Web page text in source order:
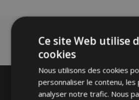
Ce site Web utilise
cookies
Nous utilisons des cookies
personnaliser le contenu, les
analyser notre trafic. Nous